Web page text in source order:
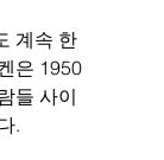
계속 한
은 1950
들 사이
.